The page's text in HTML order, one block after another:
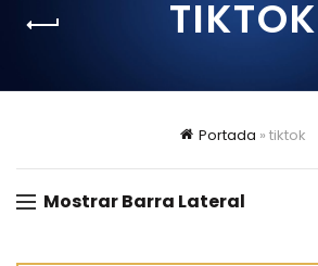
TIKTOK
Portada » tiktok
Mostrar Barra Lateral